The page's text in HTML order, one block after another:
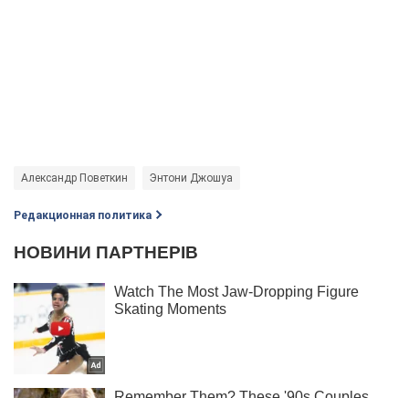
Александр Поветкин Энтони Джошуа
Редакционная политика